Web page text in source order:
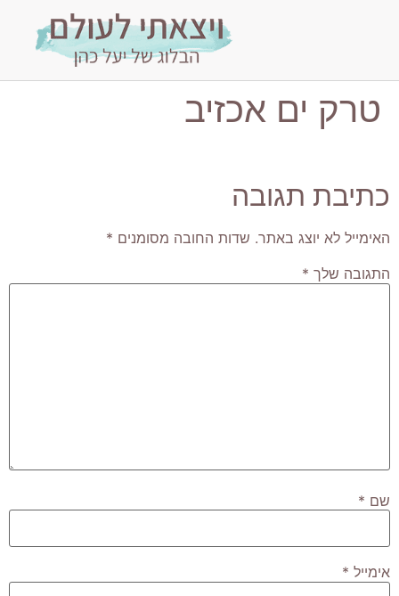
טרק ים אכזיב
כתיבת תגובה
האימייל לא יוצג באתר. שדות החובה מסומנים *
התגובה שלך *
שם *
אימייל *